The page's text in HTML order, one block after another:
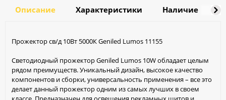
Описание Характеристики Наличие
Прожектор св/д 10Вт 5000К Geniled Lumos 11155
Светодиодный прожектор Geniled Lumos 10W обладает целым
рядом преимуществ. Уникальный дизайн, высокое качество
компонентов и сборки, универсальность применения – все это
делает данный прожектор одним из самых лучших в своем